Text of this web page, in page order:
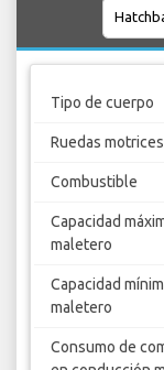
Tipo de cuerpo
Ruedas motrices
Combustible
Capacidad
maletero
Capacidad
maletero
Consumo de